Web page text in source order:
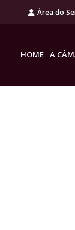
Área do
HOME A